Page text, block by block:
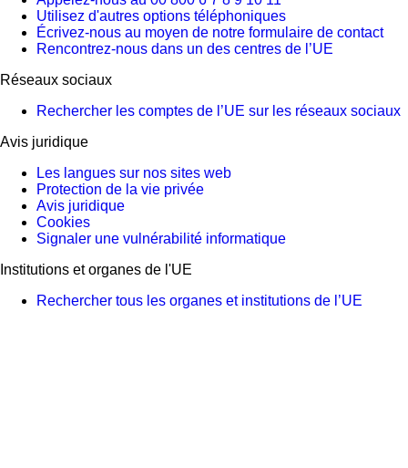
Utilisez d'autres options téléphoniques
Écrivez-nous au moyen de notre formulaire de contact
Rencontrez-nous dans un des centres de l’UE
Réseaux sociaux
Rechercher les comptes de l’UE sur les réseaux sociaux
Avis juridique
Les langues sur nos sites web
Protection de la vie privée
Avis juridique
Cookies
Signaler une vulnérabilité informatique
Institutions et organes de l'UE
Rechercher tous les organes et institutions de l’UE